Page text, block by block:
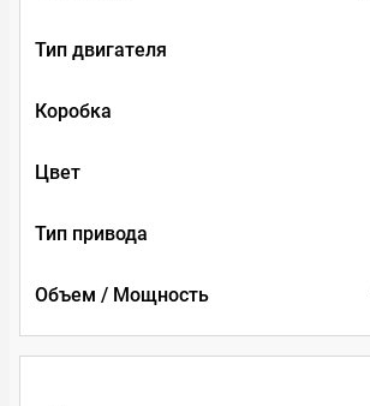
Тип двигателя
Коробка
Цвет
Тип привода
Объем / Мощность